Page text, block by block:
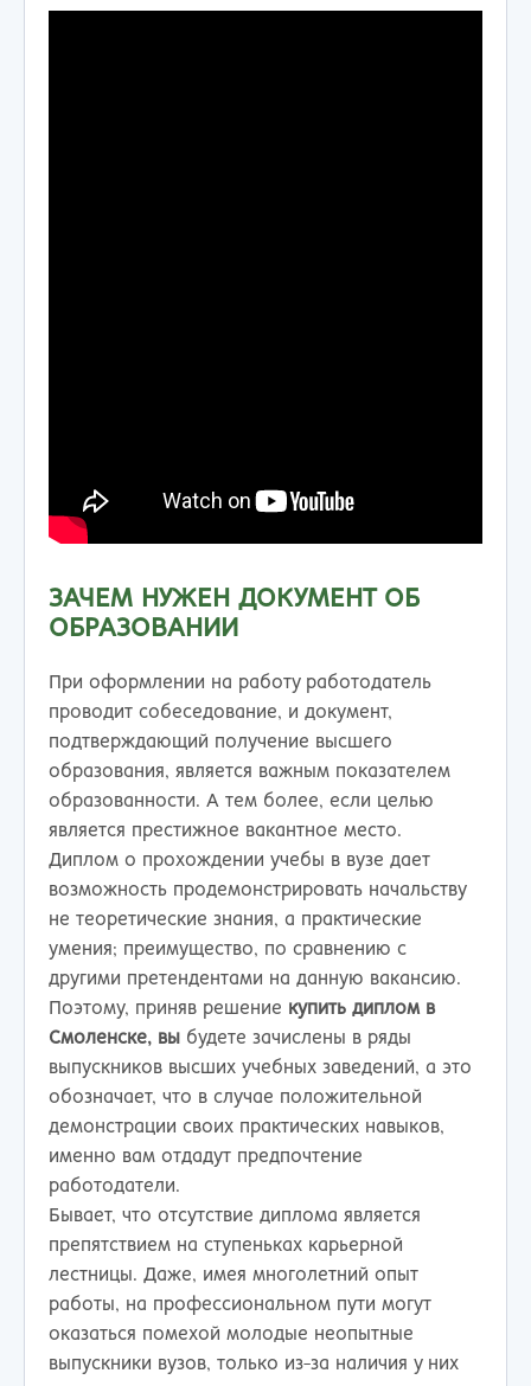
ЗАЧЕМ НУЖЕН ДОКУМЕНТ ОБ
ОБРАЗОВАНИИ
При оформлении на работу работодатель
проводит собеседование, и документ,
подтверждающий получение высшего
образования, является важным показателем
образованности. А тем более, если целью
является престижное вакантное место.
Диплом о прохождении учебы в вузе дает
возможность продемонстрировать начальству
не теоретические знания, а практические
умения; преимущество, по сравнению с
другими претендентами на данную вакансию.
Поэтому, приняв решение купить диплом в
Смоленске, вы будете зачислены в ряды
выпускников высших учебных заведений, а это
обозначает, что в случае положительной
демонстрации своих практических навыков,
именно вам отдадут предпочтение
работодатели.
Бывает, что отсутствие диплома является
препятствием на ступеньках карьерной
лестницы. Даже, имея многолетний опыт
работы, на профессиональном пути могут
оказаться помехой молодые неопытные
выпускники вузов, только из-за наличия у них